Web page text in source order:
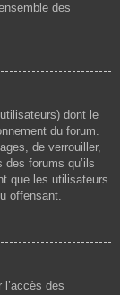
des
dont le
du forum.
de verrouiller,
forums qu’ils
que les utilisateurs
offensant.
des